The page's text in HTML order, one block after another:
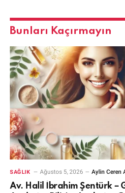
Bunları Kaçırmayın
SAĞLIK Ağustos 5, 2026 Aylin Ceren
Av. Halil İbrahim Şentürk –